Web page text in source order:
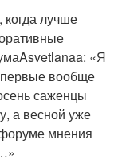
лучше
«Я
вообще
саженцы
а весной уже
мнения